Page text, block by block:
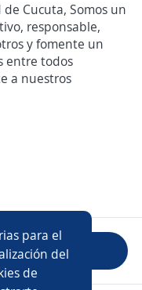
para el
del
de
Cucuta, Somos un
responsable,
y fomente un
entre todos
a nuestros